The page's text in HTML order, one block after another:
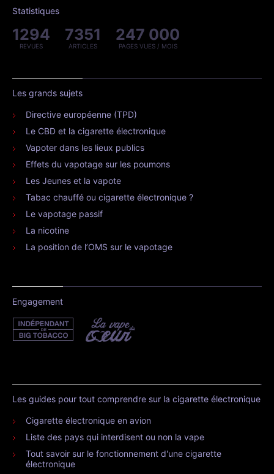
Statistiques
1294
REVUES
7351
ARTICLES
247 000
PAGES VUES / MOIS
Les grands sujets
Directive européenne (TPD)
Le CBD et la cigarette électronique
Vapoter dans les lieux publics
Effets du vapotage sur les poumons
Les Jeunes et la vapote
Tabac chauffé ou cigarette électronique ?
Le vapotage passif
La nicotine
La position de l’OMS sur le vapotage
Engagement
Les guides pour tout comprendre sur la cigarette électronique
Cigarette électronique en avion
Liste des pays qui interdisent ou non la vape
Tout savoir sur le fonctionnement d'une cigarette
électronique